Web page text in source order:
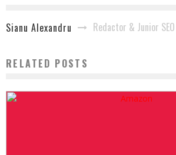
Sianu Alexandru Redactor & Junior SEO
RELATED POSTS